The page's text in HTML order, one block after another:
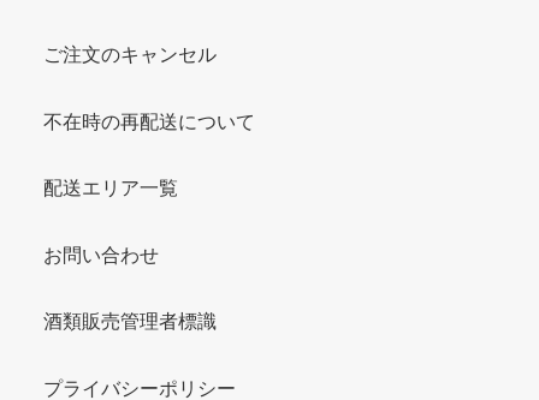
ご注文のキャンセル
不在時の再配送について
配送エリア一覧
お問い合わせ
酒類販売管理者標識
プライバシーポリシー